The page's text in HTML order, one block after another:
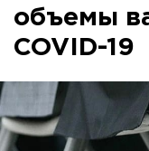
объемы
COVID-19